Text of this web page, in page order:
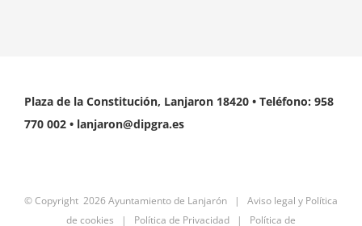
Plaza de la Constitución, Lanjaron 18420 • Teléfono: 958
770 002 • lanjaron@dipgra.es
© Copyright 2026 Ayuntamiento de Lanjarón | Aviso legal y Política
de cookies | Política de Privacidad | Política de